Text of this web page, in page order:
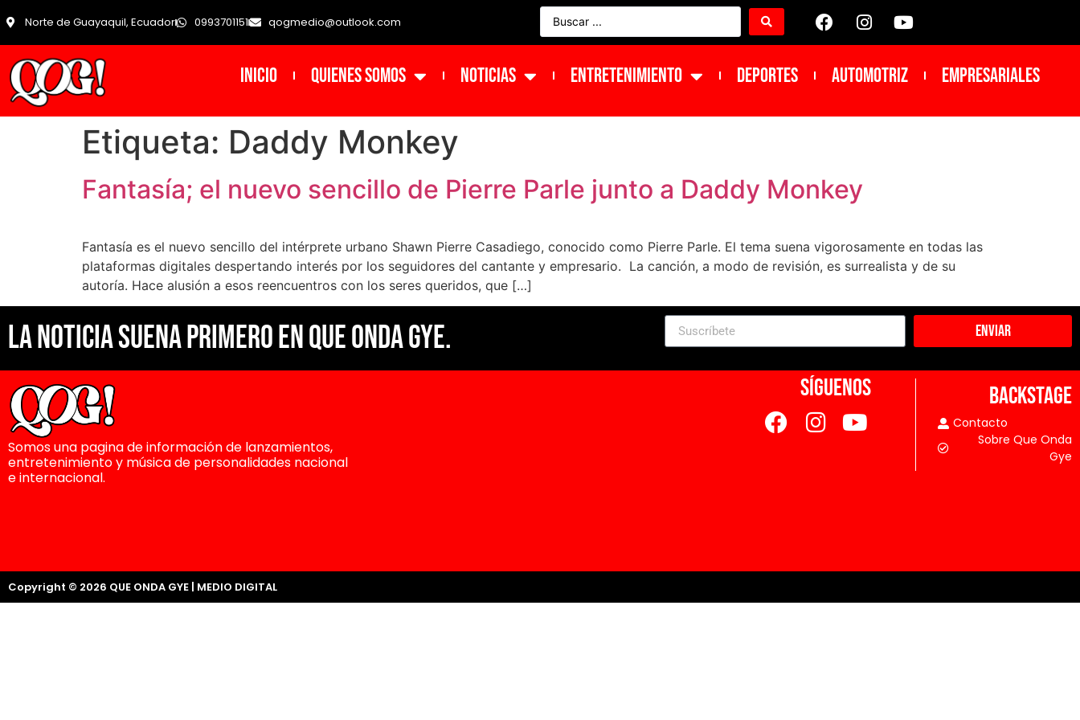
Norte de Guayaquil, Ecuador 0993701151 qogmedio@outlook.com
INICIO Quienes Somos NOTICIAS ENTRETENIMIENTO DEPORTES Automotriz Empresariales
Etiqueta: Daddy Monkey
Fantasía; el nuevo sencillo de Pierre Parle junto a Daddy Monkey
Fantasía es el nuevo sencillo del intérprete urbano Shawn Pierre Casadiego, conocido como Pierre Parle. El tema suena vigorosamente en todas las
plataformas digitales despertando interés por los seguidores del cantante y empresario. La canción, a modo de revisión, es surrealista y de su
autoría. Hace alusión a esos reencuentros con los seres queridos, que […]
La noticia suena primero en Que Onda Gye. Enviar
Somos una pagina de información de lanzamientos,
entretenimiento y música de personalidades nacional
e internacional.
SÍGUENOS BACKSTAGE
Contacto
Sobre Que Onda
Gye
Copyright © 2026 QUE ONDA GYE | MEDIO DIGITAL